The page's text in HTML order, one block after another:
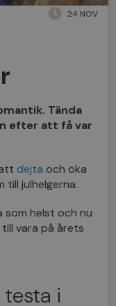
24 NOV
Tända
efter att få var
attdejta och öka
till julhelgerna.
som helst och nu
vara på årets
i